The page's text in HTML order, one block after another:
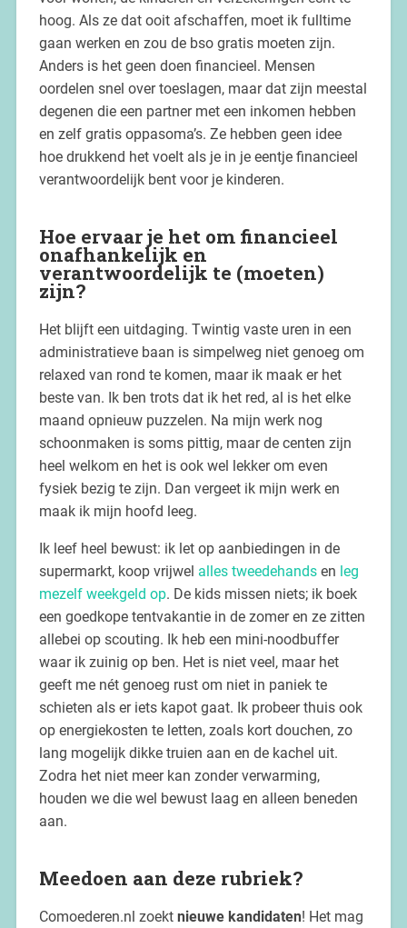
hoog. Als ze dat ooit afschaffen, moet ik fulltime
gaan werken en zou de bso gratis moeten zijn.
Anders is het geen doen financieel. Mensen
oordelen snel over toeslagen, maar dat zijn meestal
degenen die een partner met een inkomen hebben
en zelf gratis oppasoma’s. Ze hebben geen idee
hoe drukkend het voelt als je in je eentje financieel
verantwoordelijk bent voor je kinderen.
Hoe ervaar je het om financieel
onafhankelijk en
verantwoordelijk te (moeten)
zijn?
Het blijft een uitdaging. Twintig vaste uren in een
administratieve baan is simpelweg niet genoeg om
relaxed van rond te komen, maar ik maak er het
beste van. Ik ben trots dat ik het red, al is het elke
maand opnieuw puzzelen. Na mijn werk nog
schoonmaken is soms pittig, maar de centen zijn
heel welkom en het is ook wel lekker om even
fysiek bezig te zijn. Dan vergeet ik mijn werk en
maak ik mijn hoofd leeg.
Ik leef heel bewust: ik let op aanbiedingen in de
supermarkt, koop vrijwel alles tweedehandsen leg
mezelf weekgeld op. De kids missen niets; ik boek
een goedkope tentvakantie in de zomer en ze zitten
allebei op scouting. Ik heb een mini-noodbuffer
waar ik zuinig op ben. Het is niet veel, maar het
geeft me nét genoeg rust om niet in paniek te
schieten als er iets kapot gaat. Ik probeer thuis ook
op energiekosten te letten, zoals kort douchen, zo
lang mogelijk dikke truien aan en de kachel uit.
Zodra het niet meer kan zonder verwarming,
houden we die wel bewust laag en alleen beneden
aan.
Meedoen aan deze rubriek?
Comoederen.nl zoekt nieuwe kandidaten! Het mag